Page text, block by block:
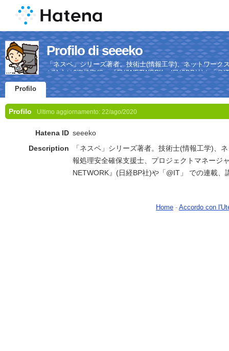
Profilo di seeeko
「ネスペ」シリーズ著者。技術士(情報工学)、ネットワー
ど論文は6資格取得。『日経NETWORK』(日経BP社)や「
Profilo
Profilo Ultimo aggiornamento: 22/ago/2020
Hatena ID seeeko
Description
「ネスペ」シリーズ著者。技術士(情報工学)、
報処理安全確保支援士、プロジェクトマネージ
NETWORK』(日経BP社)や「@IT」 での連載、
Home - Accordo con